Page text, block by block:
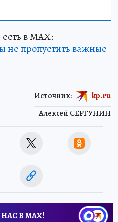
в МАХ:
не пропустить важные
Алексей СЕРГУНИН
Источник: kp.ru
В МАХ!